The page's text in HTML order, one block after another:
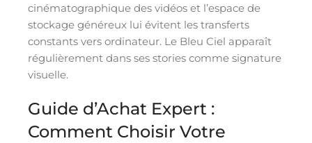
cinématographique des vidéos et l’espace de
stockage généreux lui évitent les transferts
constants vers ordinateur. Le Bleu Ciel apparaît
régulièrement dans ses stories comme signature
visuelle.
Guide d’Achat Expert :
Comment Choisir Votre